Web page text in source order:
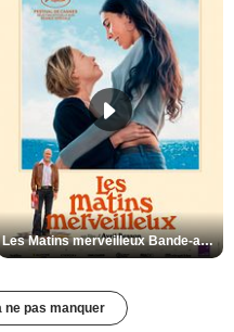
Les Matins merveilleux Bande-annonce VF
ne pas manquer